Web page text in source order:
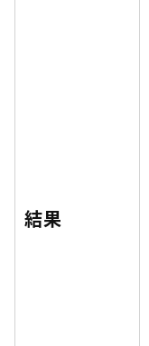
結果